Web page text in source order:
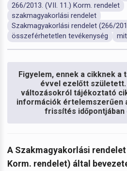
266/2013. (VII. 11.) Korm. rendelet
szakmagyakorlási rendelet
Szakmagyakorlási rendelet (266/
összeférhetetlen tevékenység
Figyelem, ennek a cikknek a
évvel ezelőtt született.
változásokról tájékoztató
információk értelemszerűen
frissítés időpontjában
A Szakmagyakorlási
Korm. rendelet) által